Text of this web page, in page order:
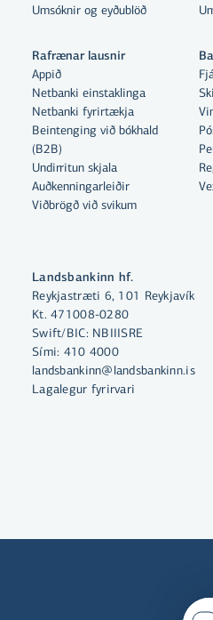
Með því að smella á
samþykkir þú notkun á
til þess að auka virkni
greina vefnotkun og
markaðssetningu.
Nánar um vefkökur
Landsbankinn hf.
Reykjastræti 6, 101 Reykjavík
Kt. 471008-0280
Swift/BIC: NBIIISRE
Sími: 410 4000
landsbankinn@landsbankinn.is
Lagalegur fyrirvari
Umsóknir og eyðublöð
Rafrænar lausnir
Appið
Netbanki einstaklinga
Netbanki fyrirtækja
Beintenging við bókhald
(B2B)
Undirritun skjala
Auðkenningarleiðir
Viðbrögð við svikum